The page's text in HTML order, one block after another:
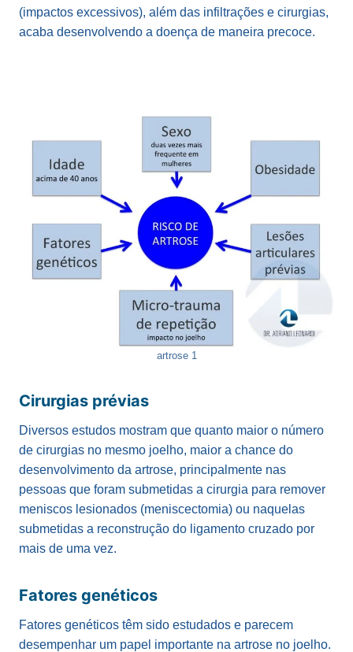
(impactos excessivos), além das infiltrações e cirurgias,
acaba desenvolvendo a doença de maneira precoce.
artrose 1
Cirurgias prévias
Diversos estudos mostram que quanto maior o número
de cirurgias no mesmo joelho, maior a chance do
desenvolvimento da artrose, principalmente nas
pessoas que foram submetidas a cirurgia para remover
meniscos lesionados (meniscectomia) ou naquelas
submetidas a reconstrução do ligamento cruzado por
mais de uma vez.
Fatores genéticos
Fatores genéticos têm sido estudados e parecem
desempenhar um papel importante na artrose no joelho.